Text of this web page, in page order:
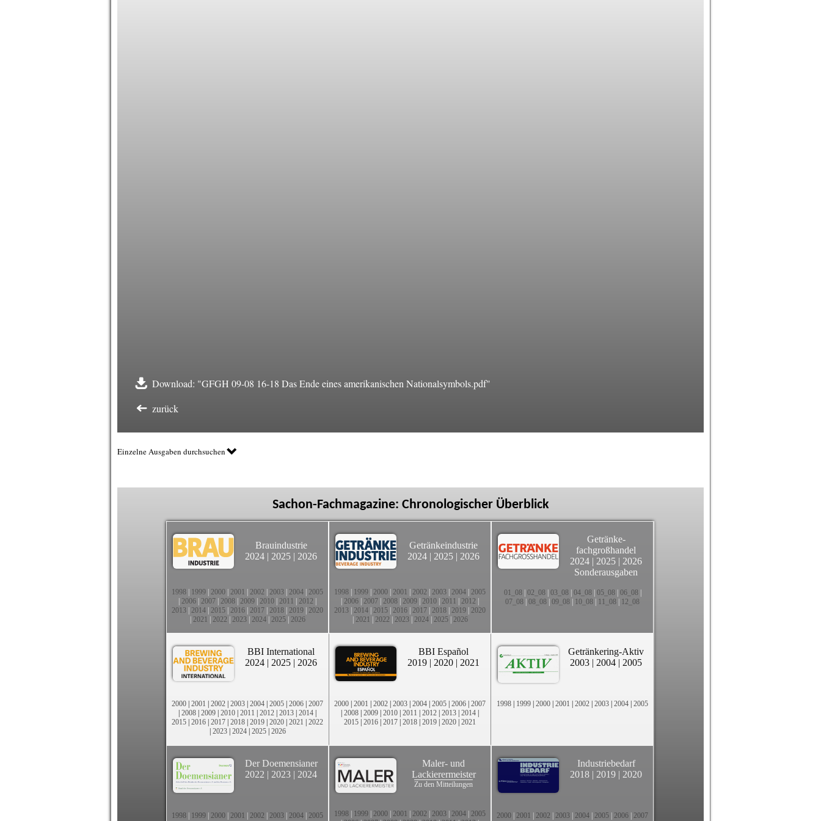
Download: "GFGH 09-08 16-18 Das Ende eines amerikanischen Nationalsymbols.pdf"
zurück
Einzelne Ausgaben durchsuchen
Sachon-Fachmagazine: Chronologischer Überblick
Brauindustrie
2024 | 2025 | 2026
1998 1999 2000 2001 2002 2003 2004 2005
2006 2007 2008 2009 2010 2011 2012
2013 2014 2015 2016 2017 2018 2019 2020
2021 2022 2023| 2024| 2025| 2026
Getränkeindustrie
2024 | 2025 | 2026
1998 1999 2000 2001 2002 2003 2004 2005
2006 2007 2008 2009 2010 2011 2012
2013 2014 2015 2016 2017 2018 2019 2020
2021 2022 2023| 2024| 2025| 2026
Getränke-
fachgroßhandel
2024 | 2025 | 2026
Sonderausgaben
01_08| 02_08| 03_08| 04_08| 05_08| 06_08|
07_08 08_08 09_08 10_08 11_08 12_08
BBI International
2024 | 2025 | 2026
2000 | 2001 | 2002 | 2003 | 2004 | 2005 | 2006 | 2007
| 2008 | 2009 | 2010 | 2011 | 2012 | 2013 | 2014 |
2015 | 2016 | 2017 | 2018 | 2019 | 2020 | 2021 | 2022
| 2023| 2024| 2025| 2026
BBI Español
2019 | 2020 | 2021
2000 | 2001 | 2002 | 2003 | 2004 | 2005 | 2006 | 2007
| 2008 | 2009 | 2010 | 2011 | 2012 | 2013 | 2014 |
2015 | 2016 | 2017 | 2018 | 2019 | 2020 | 2021
Getränkering-Aktiv
2003 | 2004 | 2005
1998 | 1999 | 2000 | 2001 | 2002 | 2003 | 2004 | 2005
Der Doemensianer
2022 | 2023 | 2024
1998 1999 2000 2001 2002 2003 2004 2005
Maler- und
Lackierermeister
Zu den Mitteilungen
1998 1999 2000 2001 2002 2003 2004 2005
Industriebedarf
2018 | 2019 | 2020
2000 2001 2002 2003 2004 2005 2006 2007